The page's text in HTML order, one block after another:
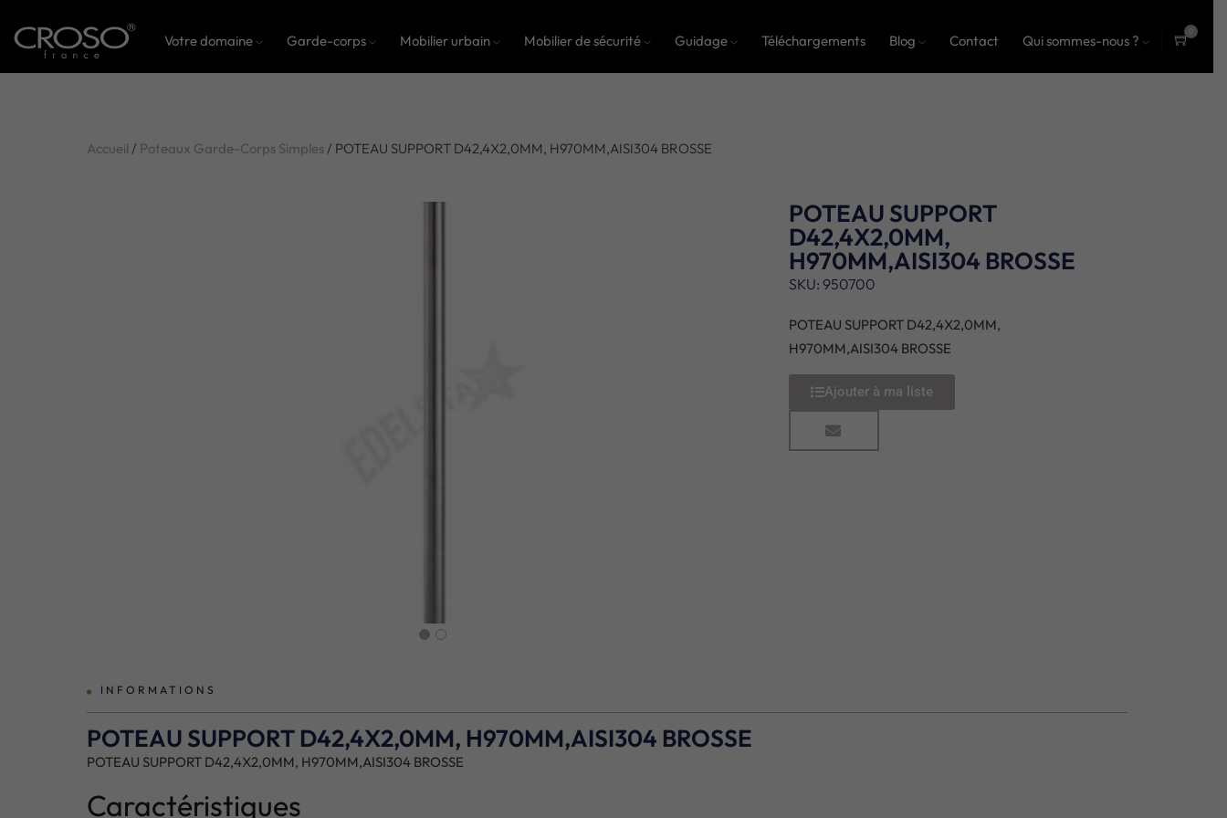
Votre domaine Garde-corps Mobilier urbain Mobilier de sécurité Guidage Téléchargements Blog Contact Qui sommes-nous ?
0
Accueil / Poteaux Garde-Corps Simples/ POTEAU SUPPORT D42,4X2,0MM, H970MM,AISI304 BROSSE
POTEAU SUPPORT
D42,4X2,0MM,
H970MM,AISI304 BROSSE
SKU: 950700
POTEAU SUPPORT D42,4X2,0MM,
H970MM,AISI304 BROSSE
Ajouter à ma liste
INFORMATIONS
POTEAU SUPPORT D42,4X2,0MM, H970MM,AISI304 BROSSE
POTEAU SUPPORT D42,4X2,0MM, H970MM,AISI304 BROSSE
Caractéristiques